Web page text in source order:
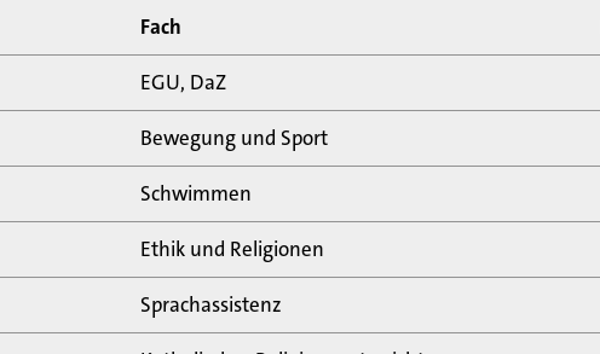
Fach
EGU, DaZ
Bewegung und Sport
Schwimmen
Ethik und Religionen
Sprachassistenz